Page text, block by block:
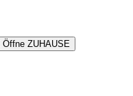
Öffne ZUHAUSE